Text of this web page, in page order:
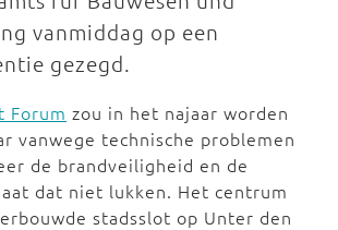
vanmiddag op een
gezegd.
Forum zou in het najaar worden
vanwege technische problemen
de brandveiligheid en de
dat niet lukken. Het centrum
stadsslot op Unter den